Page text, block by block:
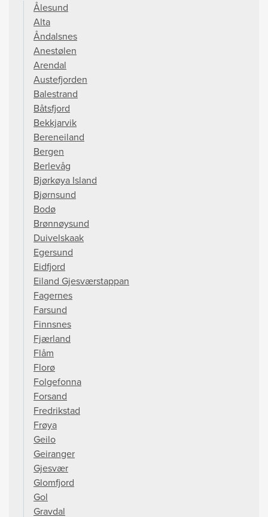
Ålesund
Alta
Åndalsnes
Anestølen
Arendal
Austefjorden
Balestrand
Båtsfjord
Bekkjarvik
Bereneiland
Bergen
Berlevåg
Bjørkøya Island
Bjørnsund
Bodø
Brønnøysund
Duivelskaak
Egersund
Eidfjord
Eiland Gjesværstappan
Fagernes
Farsund
Finnsnes
Fjærland
Flåm
Florø
Folgefonna
Forsand
Fredrikstad
Frøya
Geilo
Geiranger
Gjesvær
Glomfjord
Gol
Gravdal